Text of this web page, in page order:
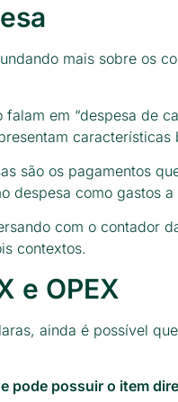
mais sobre os
em “despesa de
características
são os pagamentos
despesa como gastos
com o contador
contextos.
e OPEX
ainda é possível
pode possuir o item